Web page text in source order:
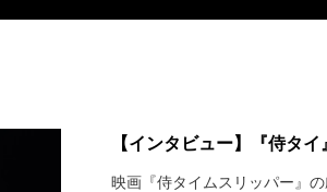
【インタビュー】『侍タ
映画『侍タイムスリッパー』